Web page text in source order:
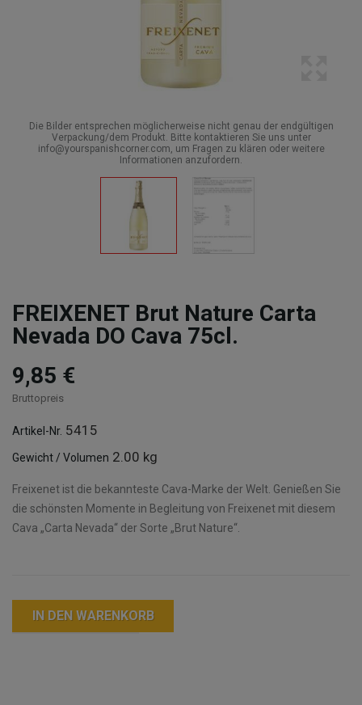
Die Bilder entsprechen möglicherweise nicht genau der endgültigen
Verpackung/dem Produkt. Bitte kontaktieren Sie uns unter
info@yourspanishcorner.com, um Fragen zu klären oder weitere
Informationen anzufordern.
FREIXENET Brut Nature Carta
Nevada DO Cava 75cl.
9,85 €
Bruttopreis
Artikel-Nr. 5415
Gewicht / Volumen 2.00 kg
Freixenet ist die bekannteste Cava-Marke der Welt. Genießen Sie
die schönsten Momente in Begleitung von Freixenet mit diesem
Cava „Carta Nevada“ der Sorte „Brut Nature“.
IN DEN WARENKORB